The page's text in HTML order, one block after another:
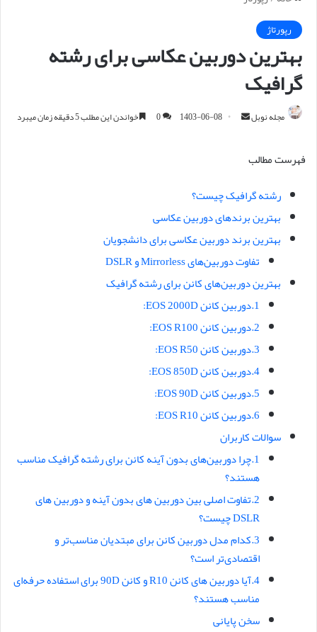
رپورتاژ
بهترین دوربین عکاسی برای رشته
گرافیک
مجله نوبل
ا
ی
م
ل
1403-06-08
0 خواندن این مطلب 5 دقیقه زمان میبرد
فهرست مطالب
رشته گرافیک چیست؟
بهترین برندهای دوربین عکاسی
بهترین برند دوربین عکاسی برای دانشجویان
تفاوت دوربین‌های Mirrorless و DSLR
بهترین دوربین‌های کانن برای رشته گرافیک
1.دوربین کانن EOS 2000D:
2.دوربین کانن EOS R100:
3.دوربین کانن EOS R50:
4.دوربین کانن EOS 850D:
5.دوربین کانن EOS 90D:
6.دوربین کانن EOS R10:
سوالات کاربران
1.چرا دوربین‌های بدون آینه کانن برای رشته گرافیک مناسب
هستند؟
2.تفاوت اصلی بین دوربین های بدون آینه و دوربین های
DSLR چیست؟
3.کدام مدل دوربین کانن برای مبتدیان مناسب‌تر و
اقتصادی‌تر است؟
4.آیا دوربین های کانن R10 و کانن 90D برای استفاده حرفه‌ای
مناسب هستند؟
سخن پایانی